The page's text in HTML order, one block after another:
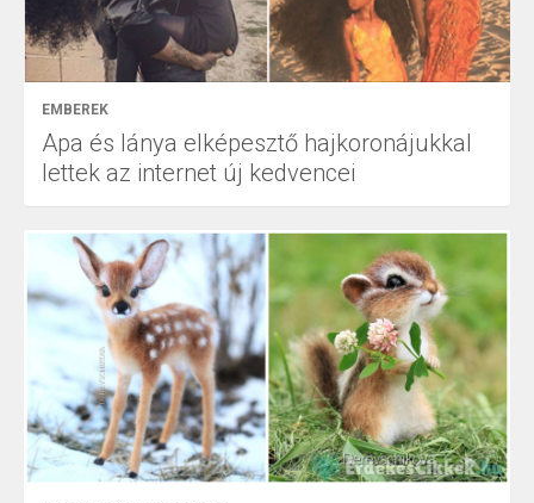
EMBEREK
Apa és lánya elképesztő hajkoronájukkal
lettek az internet új kedvencei